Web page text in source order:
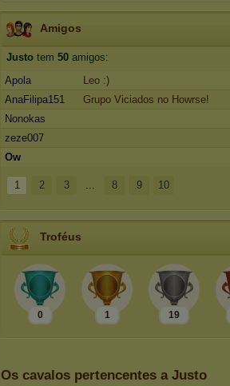
Amigos
Justo tem 50 amigos:
Apola
Leo :)
AnaFilipa151
Grupo Viciados no Howrse!
Nonokas
zeze007
Ow
1 2 3 ... 8 9 10
Troféus
0 1 19
Os cavalos pertencentes a Justo